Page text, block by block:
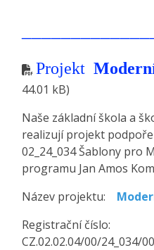
Projekt
44.01 kB)
Naše základní škola a
realizují projekt
02_24_034 Šablony pro
programu Jan Amos
Název projektu:
Registrační číslo:
CZ.02.02.04/00/24_034/